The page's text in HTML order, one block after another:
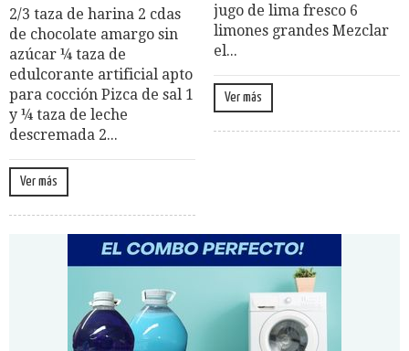
2/3 taza de harina 2 cdas
de chocolate amargo sin
azúcar ¼ taza de
edulcorante artificial apto
para cocción Pizca de sal 1
y ¼ taza de leche
descremada 2...
Ver más
jugo de lima fresco 6
limones grandes Mezclar
el...
Ver más